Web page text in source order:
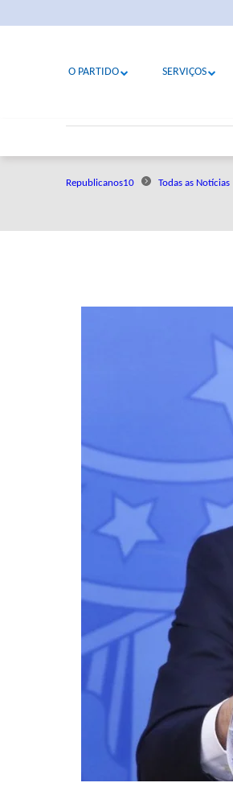
O PARTIDO SERVIÇOS
Republicanos10 Todas as Notícias